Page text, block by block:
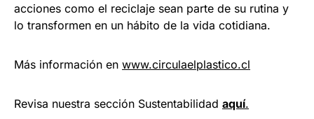
acciones como el reciclaje sean parte de su rutina y
lo transformen en un hábito de la vida cotidiana.
Más información en www.circulaelplastico.cl
Revisa nuestra sección Sustentabilidad aquí.